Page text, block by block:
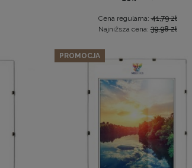
Cena regularna:41,79 zł
Najniższa cena:39,98 zł
PROMOCJA